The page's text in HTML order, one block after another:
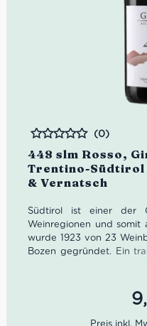
448 slm Rosso,
Trentino-Südtirol
& Vernatsch
Bewertet
(0)
Südtirol ist einer der
Weinregionen und somit
wurde 1923 von 23
Bozen gegründet. Ein
Die alten Gemäuer
Bedingungen für die